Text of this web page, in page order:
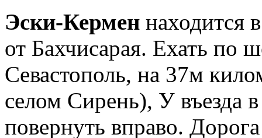
Эски-Кермен находится
от Бахчисарая. Ехать
Севастополь, на 37м
селом Сирень), У въезда
повернуть вправо.